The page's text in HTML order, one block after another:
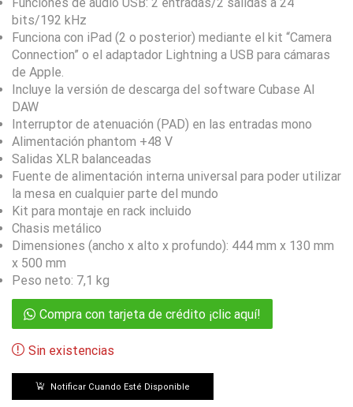
bits/192 kHz
Funciona con iPad (2 o posterior) mediante el kit “Camera
Connection” o el adaptador Lightning a USB para cámaras
de Apple.
Incluye la versión de descarga del software Cubase AI
DAW
Interruptor de atenuación (PAD) en las entradas mono
Alimentación phantom +48 V
Salidas XLR balanceadas
Fuente de alimentación interna universal para poder utilizar
la mesa en cualquier parte del mundo
Kit para montaje en rack incluido
Chasis metálico
Dimensiones (ancho x alto x profundo): 444 mm x 130 mm
x 500 mm
Peso neto: 7,1 kg
Compra con tarjeta de crédito ¡clic aquí!
Sin existencias
Notificar Cuando Esté Disponible